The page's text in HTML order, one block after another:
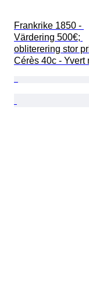
Frankrike 1850 -
Värdering 500€;
obliterering stor
Cérès 40c - Yvert